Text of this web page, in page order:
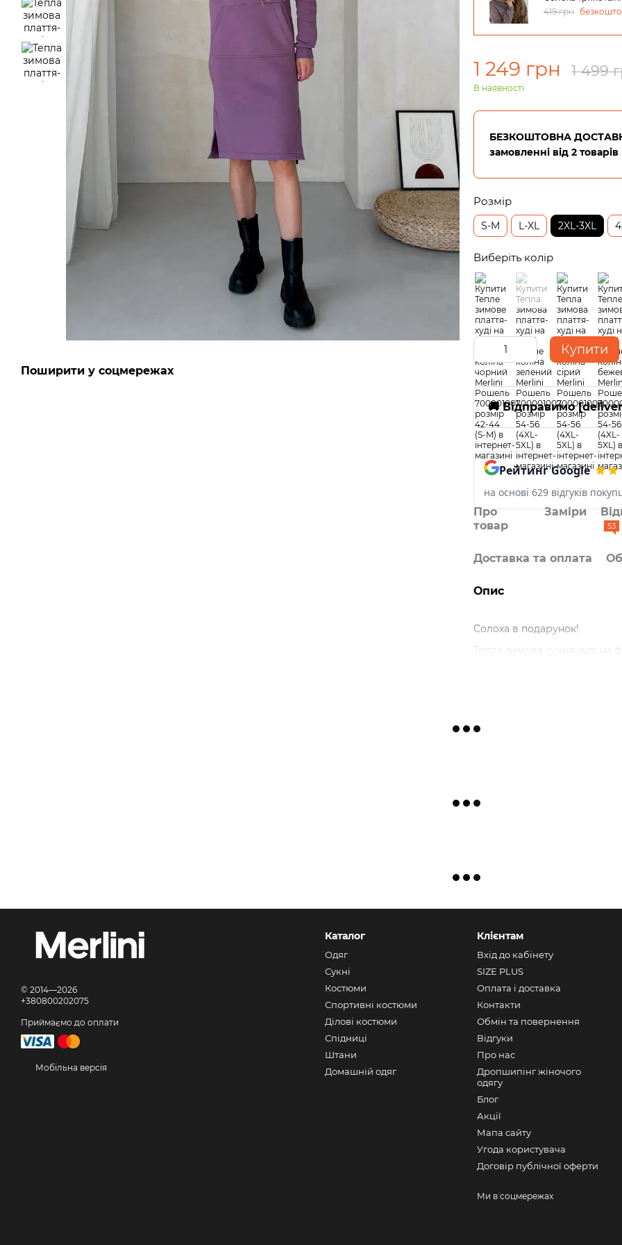
Поширити у соцмережах
419 грн
1 249 грн 1 499
В наявності
БЕЗКОШТОВНА
замовленні від 2 товарів
Розмір
S-M L-XL 2XL-3XL
Виберіть колір
Купити
🚚 Відправимо
Рейтинг Google
на основі 629 відгуків
Про
товар
Заміри
53
Доставка та оплата
Опис
Солоха в подарунок!
Тепла зимова сукня-худі на
© 2014—2026
+380800202075
Приймаємо до оплати
Мобільна версія
Каталог
Одяг
Сукні
Костюми
Спортивні костюми
Ділові костюми
Спідниці
Штани
Домашній одяг
Клієнтам
Вхід до кабінету
SIZE PLUS
Оплата і доставка
Контакти
Обмін та повернення
Відгуки
Про нас
Дропшипінг жіночого
одягу
Блог
Акції
Мапа сайту
Угода користувача
Договір публічної оферти
Ми в соцмережах